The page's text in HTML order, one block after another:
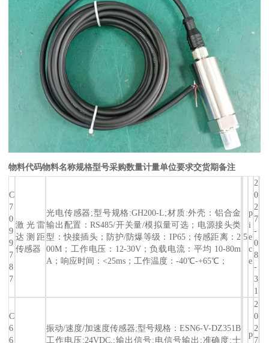
物料代码物料名称规格型号采购数量计量单位要求交货期备注
C
7
0
9
9
7
8
7
激光雷
达测距
传感器
光电传感器;型号规格:GH200-L;材质:外壳：铝合金
输出配置：RS485/开关量/模拟量可选；电源接头类
型：快接插头；防护/防爆等级：IP65；传感距离：2
00M；工作电压：12-30V；负载电流：平均 10-80m
A；响应时间：<25ms；工作温度：-40℃-+65℃；
5
p
i
e
c
e
2
0
2
7
-
0
8
-
3
1
C
6
6
振动/速度/加速度传感器;型号规格：ESN6-V-DZ351B
工作电压:24VDC,;输出信号:电信号输出;准确度:士
p
2
0
2
7